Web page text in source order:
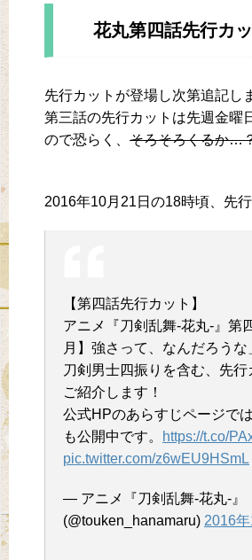
花丸第四話先行カ
先行カットが登場し次第追記し
第三話の先行カットは先週金曜
ので恐らく、 そろそろくるか…
2016年10月21日の18時頃、先行
【第四話先行カット】
アニメ『刀剣乱舞-花丸-』第
月】強さって、なんだろうな
刀剣男士四振りを含む、先行
ご紹介します！
公式HPのあらすじページで
も公開中です。
https://t.co/
pic.twitter.com/z6wEU9HSmL
— アニメ『刀剣乱舞-花丸-』
(@touken_hanamaru) 2016